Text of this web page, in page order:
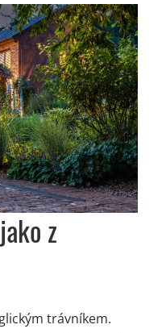
jako z
trávníkem.